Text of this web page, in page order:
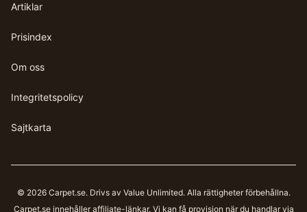
Artiklar
Prisindex
Om oss
Integritetspolicy
Sajtkarta
© 2026 Carpet.se. Drivs av Value Unlimited. Alla rättigheter förbehållna.
Carpet.seinnehåller affiliate-länkar. Vi kan få provision när du handlar via